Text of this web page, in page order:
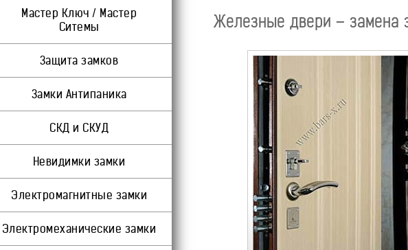
Мастер Ключ / Мастер
Ситемы
Защита замков
Замки Антипаника
СКД и СКУД
Невидимки замки
Электромагнитные замки
Электромеханические замки
Железные двери – замена